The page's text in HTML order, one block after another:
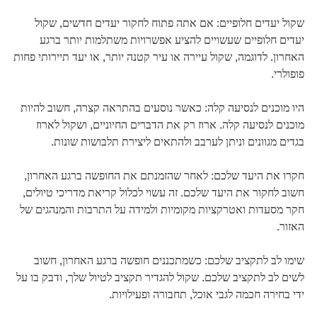
שקול יעדים חלופיים: אם אתה פתוח לחקור יעדים חדשים, שקול
יעדים חלופיים שעשויים להציע אפשרויות משתלמות יותר ברגע
האחרון. לדוגמה, שקול עיירה או עיר קטנה יותר, או יעד תיירותי פחות
פופולרי.
היו מוכנים לנסיעה קלה: כאשר נוסעים בהתראה קצרה, חשוב להיות
מוכנים לנסיעה קלה. ארוז רק את הדברים החיוניים, ושקול לארוז
בגדים מגוונים וניתן לערבב ולהתאים ליצירת תלבושות שונות.
חקרו את היעד שלכם: לאחר שהזמנתם את החופשה ברגע האחרון,
חשוב לחקור את היעד שלכם. זה עשוי לכלול קריאת מדריכי טיולים,
חקר מסעדות ואטרקציות מקומיות ולמידה על התרבות והמנהגים של
האזור.
שימו לב לתקציב שלכם: כשמתכננים חופשה ברגע האחרון, חשוב
לשים לב לתקציב שלכם. שקול להגדיר תקציב לטיול שלך, ודבק בו על
ידי בחירה חכמה לגבי אוכל, תחבורה ופעילויות.